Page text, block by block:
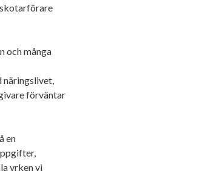
och många
näringslivet,
förväntar
en
yrken vi